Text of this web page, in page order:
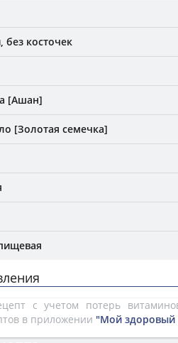
косточек
[Ашан]
[Золотая семечка]
с учетом потерь
в приложении "Мой здоровый